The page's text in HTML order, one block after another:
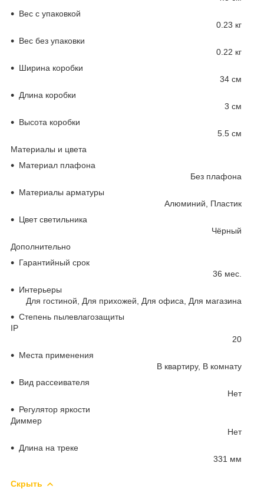
Вес с упаковкой
0.23 кг
Вес без упаковки
0.22 кг
Ширина коробки
34 см
Длина коробки
3 см
Высота коробки
5.5 см
Материалы и цвета
Материал плафона
Без плафона
Материалы арматуры
Алюминий, Пластик
Цвет светильника
Чёрный
Дополнительно
Гарантийный срок
36 мес.
Интерьеры
Для гостиной, Для прихожей, Для офиса, Для магазина
Степень пылевлагозащиты
IP
20
Места применения
В квартиру, В комнату
Вид рассеивателя
Нет
Регулятор яркости
Диммер
Нет
Длина на треке
331 мм
Скрыть